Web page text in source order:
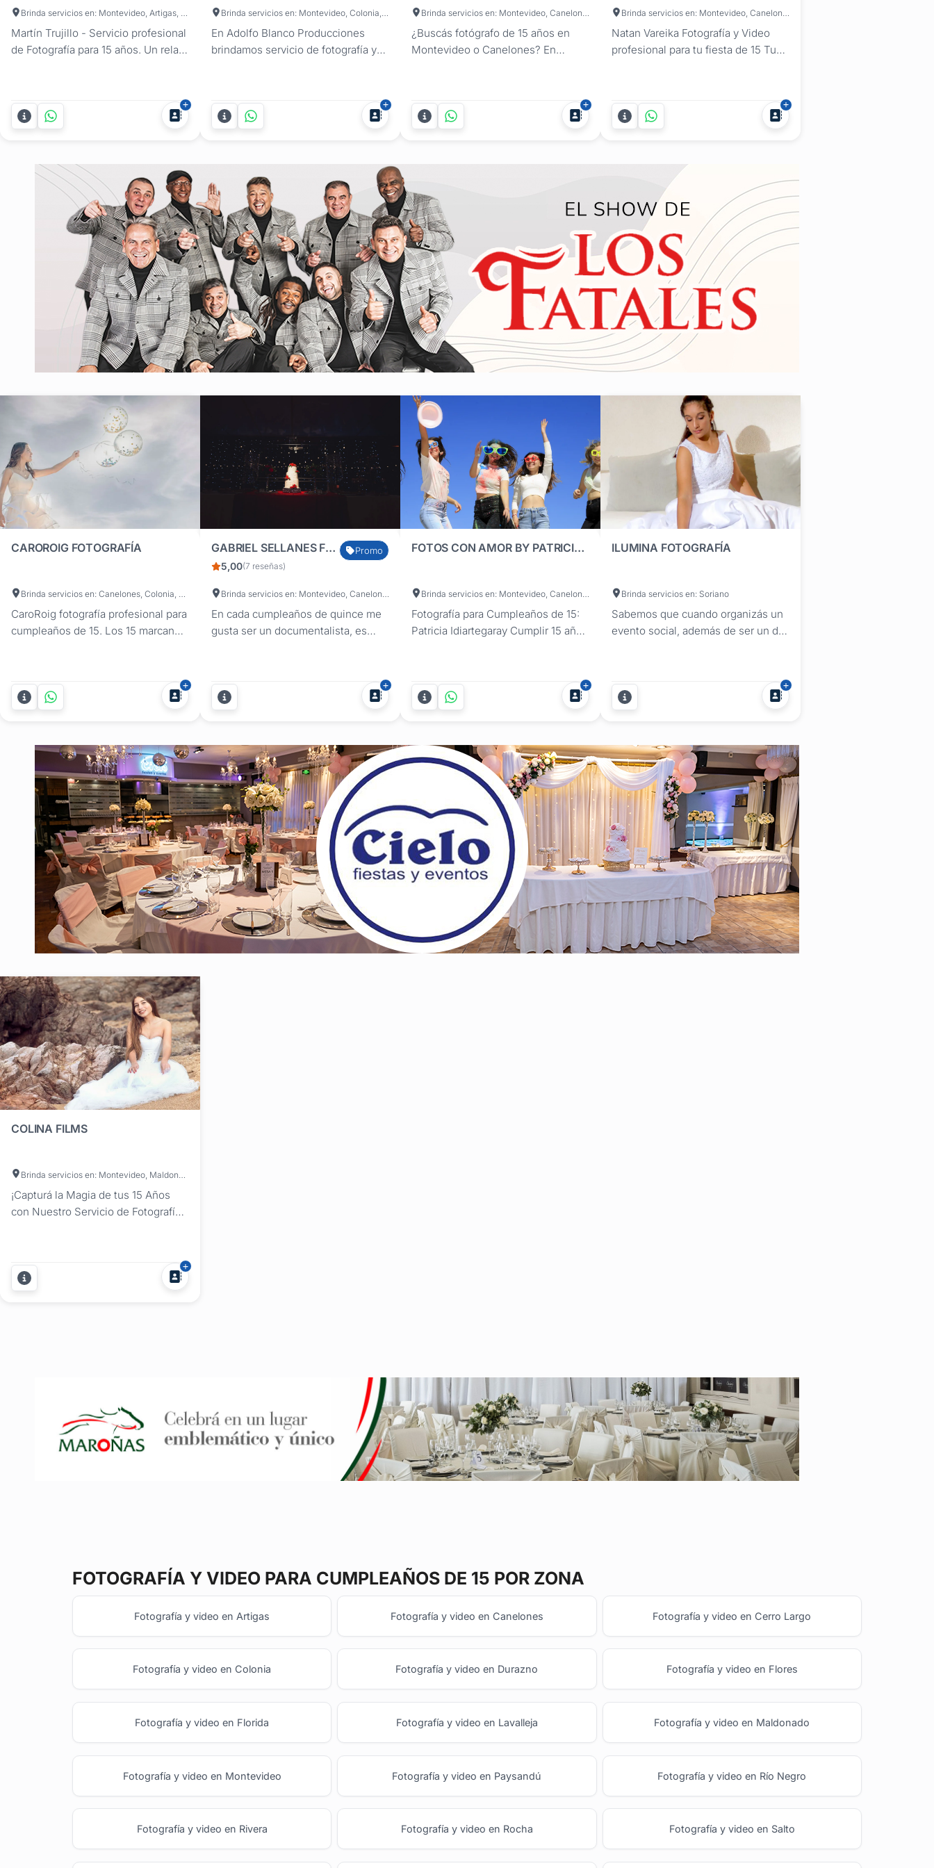
Brinda servicios en: Montevideo, Artigas, Canelones, Cerro Largo, Colonia, Durazno, Flores, Florida, Lavalleja, Maldonado, Paysandú, Río Negro, Rivera, Rocha, Salto, San José, Soriano, Tacuarembó, Treinta y Tres
Martín Trujillo - Servicio profesional
de Fotografía para 15 años. Un relato
hitos más importantes y esperados.
En Martín Trujillo Fotografía,
entendemos que después de
expectativas, lo...
Brinda servicios en: Montevideo, Colonia, Canelones, Soriano, Maldonado, Paysandú, Salto
En Adolfo Blanco Producciones
brindamos servicio de fotografía y
en Canelones, San José,
Maldonado, Colonia y todo el país.
Con más de 25 años de experiencia
Brinda servicios en: Montevideo, Canelones, Maldonado, San José, Artigas, Cerro Largo, Colonia, Durazno, Flores, Florida, Lavalleja, Paysandú, Río Negro, Rivera, Rocha, Salto, Soriano, Tacuarembó, Treinta y Tres
¿Buscás fotógrafo de 15 años en
Montevideo o Canelones? En
video cinematográfico para
cumpleaños de 15. Capturamos las
risas espontáneas, las miradas de
Brinda servicios en: Montevideo, Canelones, Maldonado, San José, Artigas, Cerro Largo, Colonia, Durazno, Flores, Florida, Lavalleja, Paysandú, Río Negro, Rivera, Rocha, Salto, Soriano, Tacuarembó, Treinta y Tres
Natan Vareika Fotografía y Video
profesional para tu fiesta de 15 Tu
nos encargamos de capturar cada
detalle para que puedas revivirlo
para siempre. Ofrecemos un
filmación, combinando...
CAROROIG FOTOGRAFÍA
CaroRoig fotografía profesional para
cumpleaños de 15. Los 15 marcan
capturar todo lo que hace única esta
celebración: la emoción de los
preparativos, el brillo en la pista, las
familia y...
GABRIEL SELLANES FOTOGRAFÍA
5,00(7 reseñas)
Promo
En cada cumpleaños de quince me
gusta ser un documentalista, es
desapercibido y divertirme junto a
ustedes. Por esta razón, me gusta
involucrarme y lograr cierta
familia, amigos cercanos, para que...
FOTOS CON AMOR BY PATRICIA IDIARTEGARAY
Fotografía para Cumpleaños de 15:
Patricia Idiartegaray Cumplir 15 años
experiencia en fotografía social,
Patricia Idiartegaray se especializa
en capturar la esencia, la frescura y
transformando...
ILUMINA FOTOGRAFÍA
Brinda servicios en: Soriano
Sabemos que cuando organizás un
evento social, además de ser un día
captamos cada momento de tu
fiesta para que no te pierdas de
nada. Nuestra trayectoria y
eventos sociales, casamientos,...
COLINA FILMS
¡Capturá la Magia de tus 15 Años
con Nuestro Servicio de Fotografía y
Films, entendemos que tu fiesta de
15 años es más que un evento, lleno
FOTOGRAFÍA Y VIDEO PARA CUMPLEAÑOS DE 15 POR ZONA
Fotografía y video en Artigas Fotografía y video en Canelones Fotografía y video en Cerro Largo
Fotografía y video en Colonia Fotografía y video en Durazno Fotografía y video en Flores
Fotografía y video en Florida Fotografía y video en Lavalleja Fotografía y video en Maldonado
Fotografía y video en Montevideo Fotografía y video en Paysandú Fotografía y video en Río Negro
Fotografía y video en Rivera Fotografía y video en Rocha Fotografía y video en Salto